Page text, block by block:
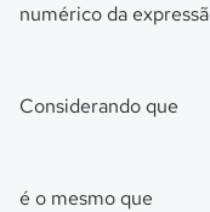
numérico da
Considerando que
é o mesmo que